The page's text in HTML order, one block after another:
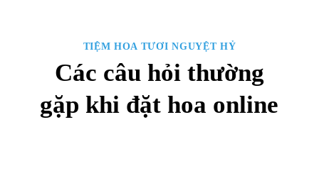
TIỆM HOA TƯƠI NGUYỆT HỶ
Các câu hỏi thường
gặp khi đặt hoa online